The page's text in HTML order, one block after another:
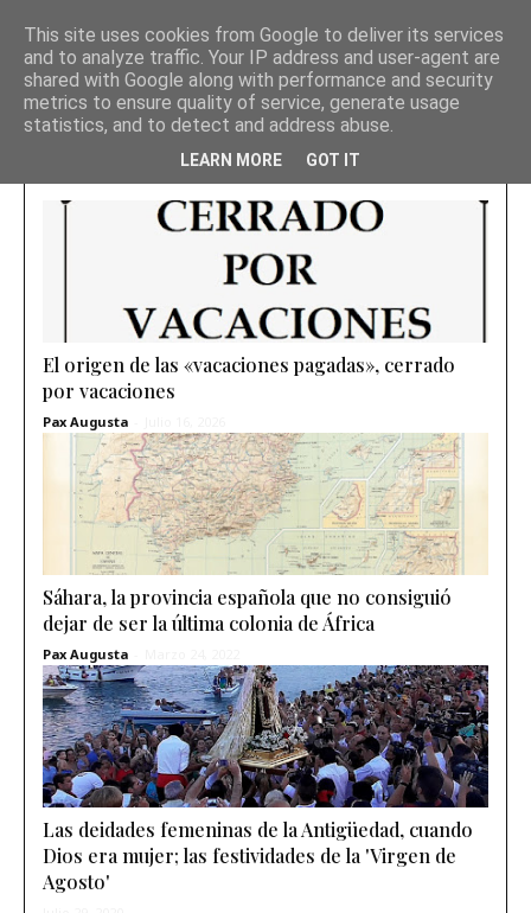
El origen de las «vacaciones pagadas», cerrado
por vacaciones
Pax Augusta
Sáhara, la provincia española que no consiguió
dejar de ser la última colonia de África
Pax Augusta
Las deidades femeninas de la Antigüedad, cuando
Dios era mujer; las festividades de la 'Virgen de
Agosto'
This site uses cookies from Google to deliver its services
and to analyze traffic. Your IP address and user-agent are
shared with Google along with performance and security
metrics to ensure quality of service, generate usage
statistics, and to detect and address abuse.
LEARN MORE GOT IT